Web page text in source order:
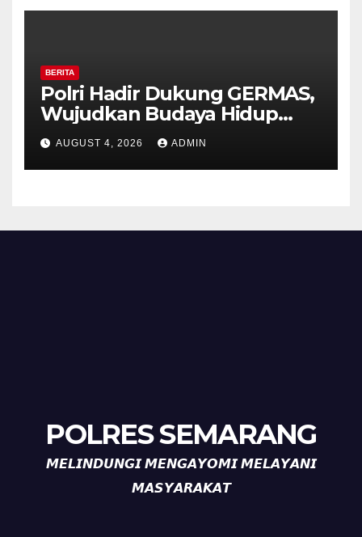
BERITA
Polri Hadir Dukung GERMAS,
Wujudkan Budaya Hidup
Sehat di Kecamatan Pabelan
AUGUST 4, 2026 ADMIN
POLRES SEMARANG
𝙈𝙀𝙇𝙄𝙉𝘿𝙐𝙉𝙂𝙄 𝙈𝙀𝙉𝙂𝘼𝙔𝙊𝙈𝙄 𝙈𝙀𝙇𝘼𝙔𝘼𝙉𝙄
𝙈𝘼𝙎𝙔𝘼𝙍𝘼𝙆𝘼𝙏